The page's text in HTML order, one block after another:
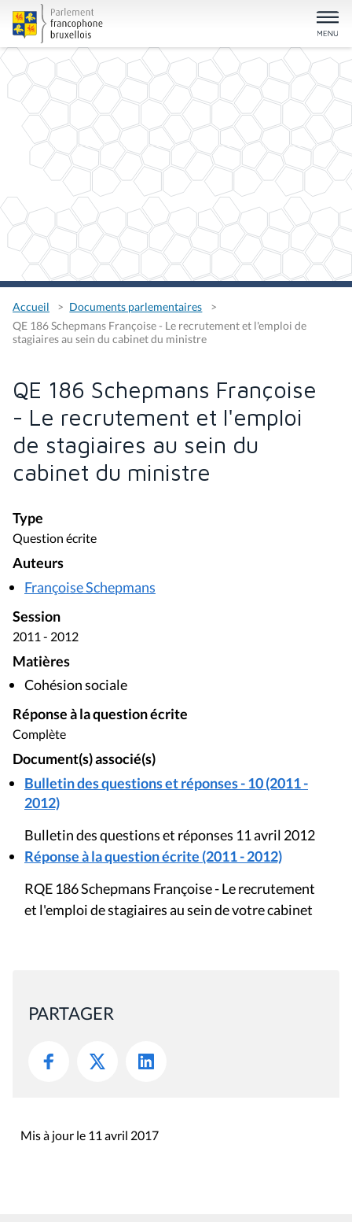
Accueil
Documents parlementaires
QE 186 Schepmans Françoise - Le recrutement et l'emploi de
stagiaires au sein du cabinet du ministre
QE 186 Schepmans Françoise
- Le recrutement et l'emploi
de stagiaires au sein du
cabinet du ministre
Type
Question écrite
Auteurs
Françoise Schepmans
Session
2011 - 2012
Matières
Cohésion sociale
Réponse à la question écrite
Complète
Document(s) associé(s)
Bulletin des questions et réponses - 10 (2011 -
2012)
Bulletin des questions et réponses 11 avril 2012
Réponse à la question écrite (2011 - 2012)
RQE 186 Schepmans Françoise - Le recrutement
et l'emploi de stagiaires au sein de votre cabinet
PARTAGER
Mis à jour le 11 avril 2017